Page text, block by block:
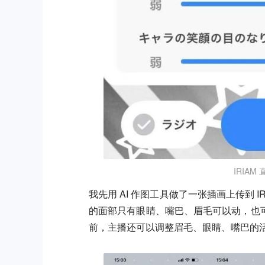
IRIAM
我先用 AI 作图工具做了一张插画上传到
的面部只有眼睛、嘴巴、眉毛可以动，
前，主播还可以调整眉毛、眼睛、嘴巴的